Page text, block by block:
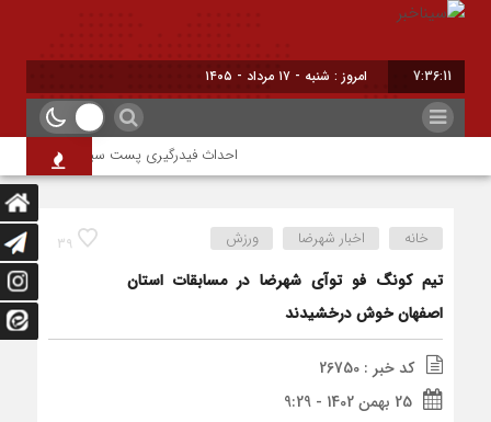
7:36:11 امروز : شنبه - ۱۷ مرداد - ۱۴۰۵
احداث فیدرگیری پست سیار شهرک رازی؛
39 خانه اخبار شهرضا ورزش
تیم کونگ فو توآی شهرضا در مسابقات استان
اصفهان خوش درخشیدند
کد خبر : 26750
25 بهمن 1402 - 9:29